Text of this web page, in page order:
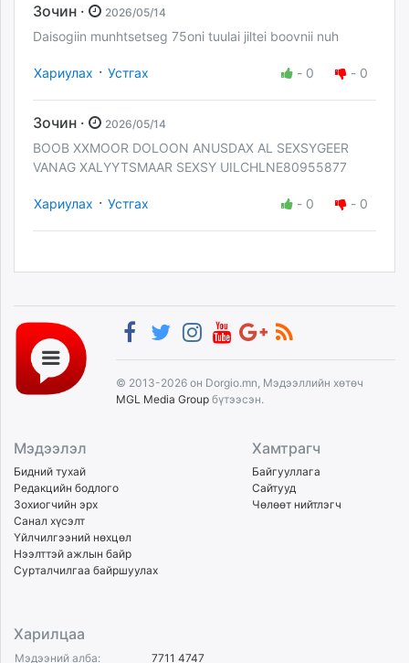
Зочин · 2026/05/14
Daisogiin munhtsetseg 75oni tuulai jiltei boovnii nuh
Хариулах · Устгах - 0 - 0
Зочин · 2026/05/14
BOOB XXMOOR DOLOON ANUSDAX AL SEXSYGEER
VANAG XALYYTSMAAR SEXSY UILCHLNE80955877
Хариулах · Устгах - 0 - 0
© 2013-2026 он Dorgio.mn, Мэдээллийн хөтөч
MGL Media Group бүтээсэн.
Мэдээлэл
Бидний тухай
Редакцийн бодлого
Зохиогчийн эрх
Санал хүсэлт
Үйлчилгээний нөхцөл
Нээлттэй ажлын байр
Сурталчилгаа байршуулах
Хамтрагч
Байгууллага
Сайтууд
Чөлөөт нийтлэгч
Харилцаа
Мэдээний алба: 7711 4747